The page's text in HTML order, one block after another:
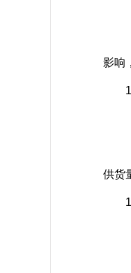
【
【
影响
12.
【
【
供货
13.
【
【